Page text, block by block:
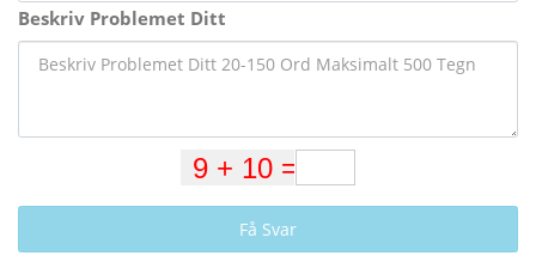
Beskriv Problemet Ditt
Få Svar